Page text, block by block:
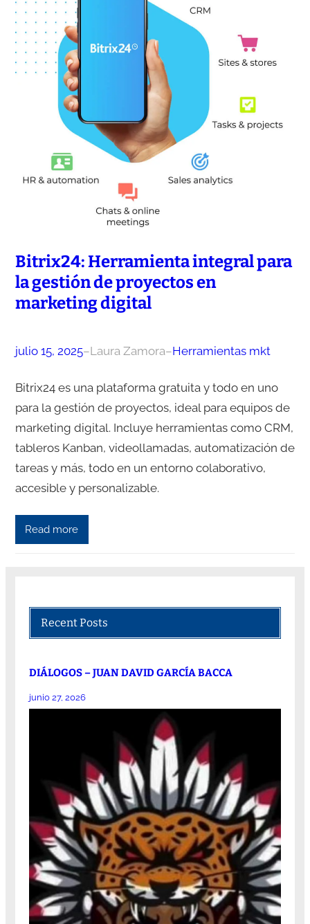
Bitrix24: Herramienta integral para
la gestión de proyectos en
marketing digital
julio 15, 2025–Laura Zamora–Herramientas mkt
Bitrix24 es una plataforma gratuita y todo en uno
para la gestión de proyectos, ideal para equipos de
marketing digital. Incluye herramientas como CRM,
tableros Kanban, videollamadas, automatización de
tareas y más, todo en un entorno colaborativo,
accesible y personalizable.
Read more
Recent Posts
DIÁLOGOS – JUAN DAVID GARCÍA BACCA
junio 27, 2026